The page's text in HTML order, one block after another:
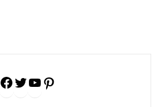
Facebook
Twitter
YouTube
Pinterest